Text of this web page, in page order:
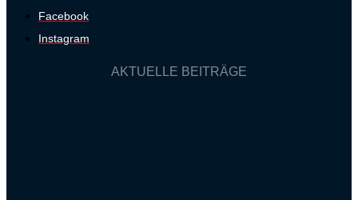
Facebook
Instagram
AKTUELLE BEITRÄGE